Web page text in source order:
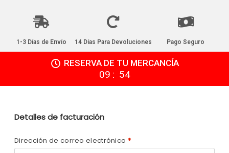
1-3 Días de Envío 14 Días Para Devoluciones Pago Seguro
RESERVA DE TU MERCANCÍA
09 : 54
Detalles de facturación
Dirección de correo electrónico *